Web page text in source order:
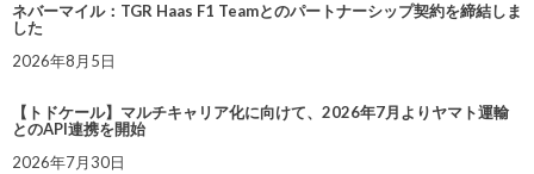
ネバーマイル：TGR Haas F1 Teamとのパートナーシップ契約を締結しま
した
2026年8月5日
【トドケール】マルチキャリア化に向けて、2026年7月よりヤマト運輸
とのAPI連携を開始
2026年7月30日